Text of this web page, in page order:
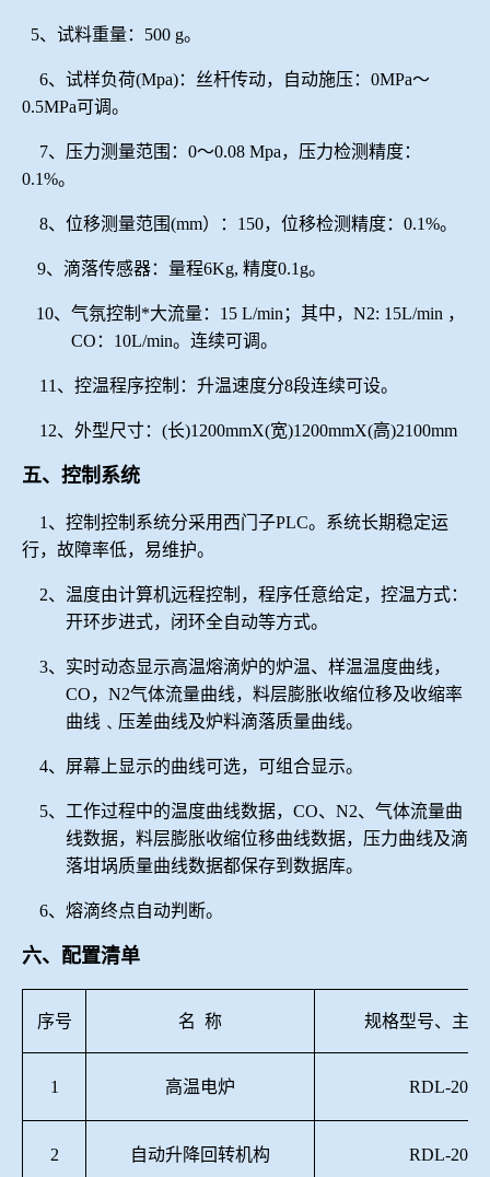
5、试料重量：500 g。
6、试样负荷(Mpa)：丝杆传动，自动施压：0MPa～
0.5MPa可调。
7、压力测量范围：0～0.08 Mpa，压力检测精度：
0.1%。
8、位移测量范围(mm）：150，位移检测精度：0.1%。
9、滴落传感器：量程6Kg, 精度0.1g。
10、气氛控制*大流量： 15 L/min ；其中，N2: 15L/min ，
CO：10L/min。连续可调。
11、控温程序控制：升温速度分8段连续可设。
12、外型尺寸：(长)1200mmX(宽)1200mmX(高)2100mm
五、控制系统
1、控制控制系统分采用西门子PLC。系统长期稳定运
行，故障率低，易维护。
2、温度由计算机远程控制，程序任意给定，控温方式：
开环步进式，闭环全自动等方式。
3、实时动态显示高温熔滴炉的炉温、样温温度曲线，
CO，N2气体流量曲线，料层膨胀收缩位移及收缩率
曲线﹑压差曲线及炉料滴落质量曲线。
4、屏幕上显示的曲线可选，可组合显示。
5、工作过程中的温度曲线数据，CO、N2、气体流量曲
线数据，料层膨胀收缩位移曲线数据，压力曲线及滴
落坩埚质量曲线数据都保存到数据库。
6、熔滴终点自动判断。
六、配置清单
序号 名 称 规格型号、主
1 高温电炉 RDL-
2 自动升降回转机构 RDL-